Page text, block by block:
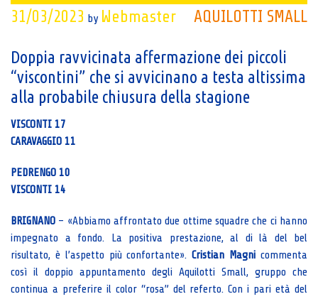
AQUILOTTI SMALL
31/03/2023 by Webmaster
Doppia ravvicinata affermazione dei piccoli
“viscontini” che si avvicinano a testa altissima
alla probabile chiusura della stagione
VISCONTI 17
CARAVAGGIO 11
PEDRENGO 10
VISCONTI 14
BRIGNANO – «Abbiamo affrontato due ottime squadre che ci hanno
impegnato a fondo. La positiva prestazione, al di là del bel
risultato, è l’aspetto più confortante».Cristian Magni commenta
così il doppio appuntamento degli Aquilotti Small, gruppo che
continua a preferire il color “rosa” del referto. Con i pari età del